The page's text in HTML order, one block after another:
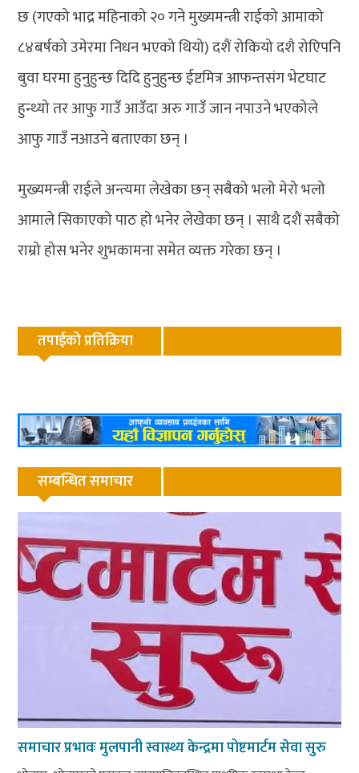
छ (गएको भाद्र महिनाको २० गने मुख्यमन्त्री राईको आमाको
८४बर्षको उमेरमा निधन भएको थियो) दशैं रोकियो दशै रोएिपनि
बुवा घरमा हुनुहुन्छ दिदि हुनुहुन्छ ईष्टमित्र आफन्तसंग भेटघाट
हुन्थ्यो तर आफु गाउँ आउँदा अरु गाउँ जान नपाउने भएकोले
आफु गाउँ नआउने बताएका छन् ।
मुख्यमन्त्री राईले अन्त्यमा लेखेका छन् सबैको भलो मेरो भलो
आमाले सिकाएको पाठ हो भनेर लेखेका छन् । साथै दशैं सबैको
राम्रो होस भनेर शुभकामना समेत व्यक्त गरेका छन् ।
तपाईको प्रतिक्रिया
सम्बन्धित समाचार
समाचार प्रभावः मुलपानी स्वास्थ्य केन्द्रमा पोष्टमार्टम सेवा सुरु